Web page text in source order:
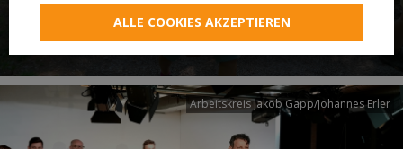
Neuer Pilgerweg Via
Laudato si’
Arbeitskreis Jakob Gapp/Johannes Erler
ALLE COOKIES AKZEPTIEREN